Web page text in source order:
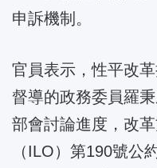
申訴機制。
官員表示，性平改
督導的政務委員羅
部會討論進度，改
（ILO）第190號公